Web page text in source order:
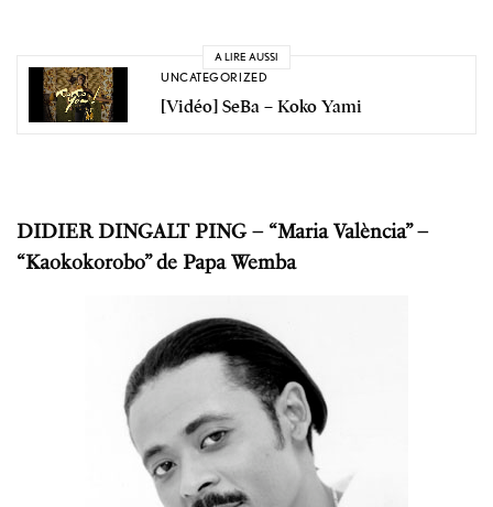
A LIRE AUSSI
UNCATEGORIZED
[Vidéo] SeBa – Koko Yami
DIDIER DINGALT PING – “Maria València” –
“Kaokokorobo” de Papa Wemba